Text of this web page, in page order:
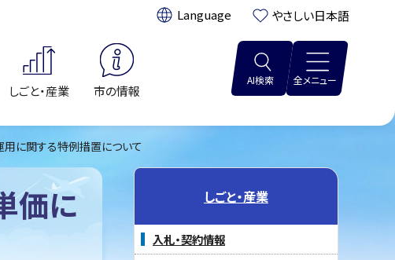
翻訳: やさしい日本語
しごと・産業 市の情報
AI検索 全メニュー
用に関する特例措置について
価に
しごと・産業
入札・契約情報